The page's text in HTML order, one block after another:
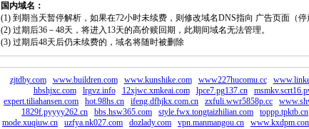
国内域名：
(1) 到期当天暂停解析，如果在72小时未续费，则修改域名DNS指向 广告页面（停
(2) 过期后36－48天，将进入13天的高价赎回期，此期间域名无法管理。
(3) 过期后48天后仍未续费的，域名将随时被删除
zjtdby.com www.buildren.com www.kunshike.com www227hucomu.cc
hbshjxc.com
lrgvz.info 12xjwc.xmkeai.com lpce7.pg137.cn
expert.tiliahansen.com
hot.98hs.cn ifeng.dfhjkx.com.cn zxfuli.wwr5858p.cc
1829f.pyyyy262.cn
bbs.hsw365.com style.fwx.tongtaizhilian.com toppp.tpktb.cn
mode.xuqiuw.cn
uzfya.nk027.com dozlady.com vpn.manmangou.cn